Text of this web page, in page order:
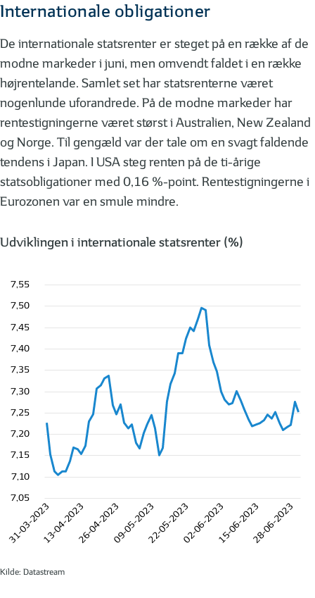
Internationale obligationer
De internationale statsrenter er steget på en række af de
modne markeder i juni, men omvendt faldet i en række
højrentelande. Samlet set har statsrenterne været
nogenlunde uforandrede. På de modne markeder har
rentestigningerne været størst i Australien, New Zealand
og Norge. Til gengæld var der tale om en svagt faldende
tendens i Japan. I USA steg renten på de ti-årige
statsobligationer med 0,16 %-point. Rentestigningerne i
Eurozonen var en smule mindre.
Udviklingen i internationale statsrenter (%)
31-03-202313-04-202326-04-202309-05-202322-05-202302-06-202315-06-202328-06-2023
7,05
7,10
7,15
7,20
7,25
7,30
7,35
7,40
7,45
7,50
7,55
Kilde: Datastream